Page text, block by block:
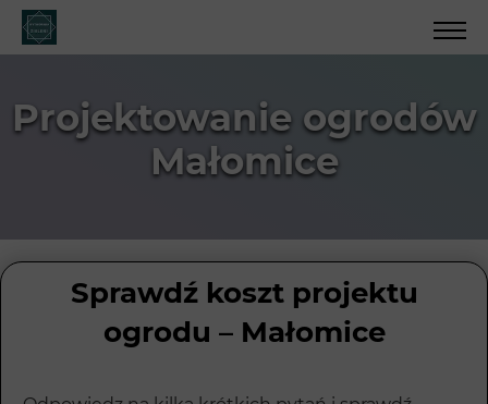
Projektowanie ogrodów
Małomice
Sprawdź koszt projektu
ogrodu – Małomice